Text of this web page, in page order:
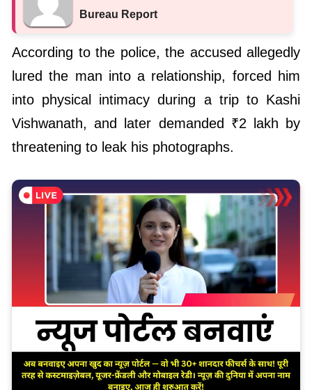
Bureau Report
According to the police, the accused allegedly
lured the man into a relationship, forced him
into physical intimacy during a trip to Kashi
Vishwanath, and later demanded ₹2 lakh by
threatening to leak his photographs.